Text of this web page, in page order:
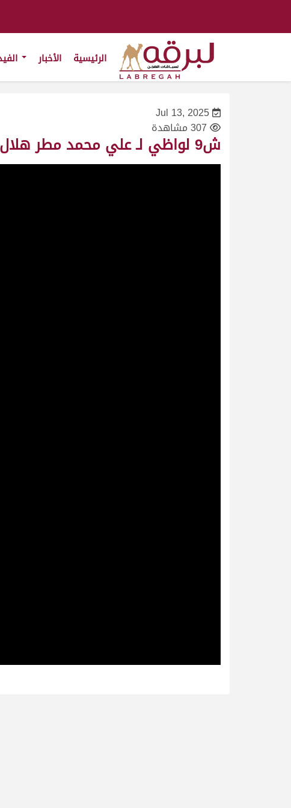
الرئيسية الأخبار
Jul 13, 2025
307 مشاهدة
ش9 لواظي لـ علي محمد مطر هلال الكيبالي (مهرجان العين لسباقات الهجن 13-07-2025ص) حيل 6:26:38